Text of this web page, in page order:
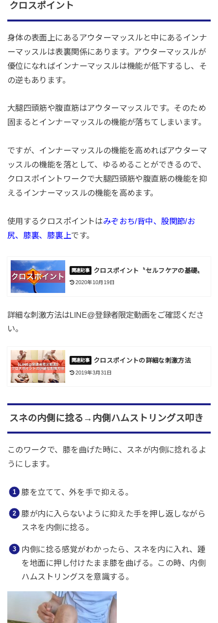
クロスポイント
身体の表面上にあるアウターマッスルと中にあるインナ
ーマッスルは表裏関係にあります。アウターマッスルが
優位になればインナーマッスルは機能が低下するし、そ
の逆もあります。
大腿四頭筋や腹直筋はアウターマッスルです。そのため
固まるとインナーマッスルの機能が落ちてしまいます。
ですが、インナーマッスルの機能を高めればアウターマ
ッスルの機能を落として、ゆるめることができるので、
クロスポイントワークで大腿四頭筋や腹直筋の機能を抑
えるインナーマッスルの機能を高めます。
使用するクロスポイントはみぞおち/背中、股関節/お
尻、膝裏、膝裏上です。
クロスポイント〝セルフケアの基礎〟
2020年10月19日
詳細な刺激方法はLINE@登録者限定動画をご確認くださ
い。
クロスポイントの詳細な刺激方法
2019年3月31日
スネの内側に捻る→内側ハムストリングス叩き
このワークで、膝を曲げた時に、スネが内側に捻れるよ
うにします。
膝を立てて、外を手で抑える。
膝が内に入らないように抑えた手を押し返しながら
スネを内側に捻る。
内側に捻る感覚がわかったら、スネを内に入れ、踵
を地面に押し付けたまま膝を曲げる。この時、内側
ハムストリングスを意識する。